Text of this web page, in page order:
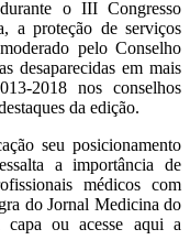
o III Congresso
a proteção de serviços
pelo Conselho
desaparecidas em mais
2018 nos conselhos
da edição.
seu posicionamento
a importância de
médicos com
do Jornal Medicina do
ou acesse aqui a